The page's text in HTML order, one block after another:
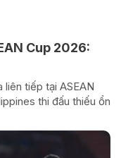
Cup 2026:
tiếp tại ASEAN
thi đấu thiếu ổn